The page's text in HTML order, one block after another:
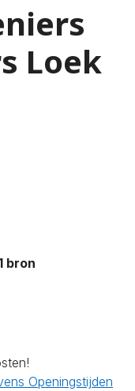
Loek
bron
Openingstijden